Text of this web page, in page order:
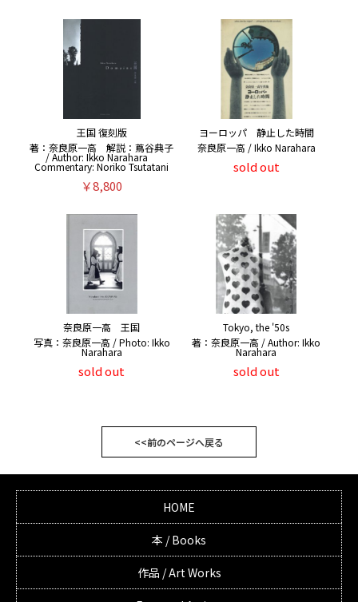
王国 復刻版
著：奈良原一高 解説：蔦谷典子
/ Author: Ikko Narahara
Commentary: Noriko Tsutatani
￥8,800
ヨーロッパ 静止した時間
奈良原一高 / Ikko Narahara
sold out
奈良原一高 王国
写真：奈良原一高 / Photo: Ikko
Narahara
sold out
Tokyo, the '50s
著：奈良原一高 / Author: Ikko
Narahara
sold out
<<前のページへ戻る
HOME
本 / Books
作品 / Art Works